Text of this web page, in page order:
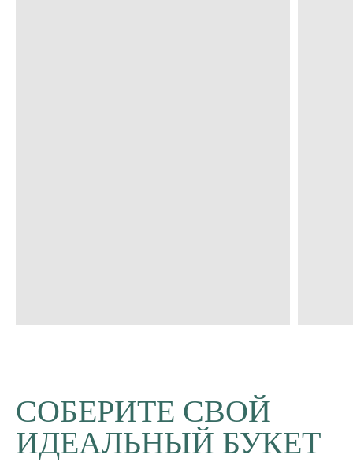
СОБЕРИТЕ СВОЙ
ИДЕАЛЬНЫЙ БУКЕТ